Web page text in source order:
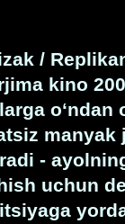
/
kino
-
uchun